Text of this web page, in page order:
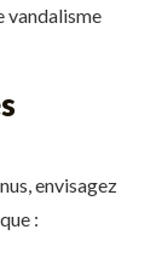
vandalisme
envisagez
: